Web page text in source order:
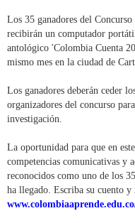
Los 35 ganadores del
recibirán un computador
antológico 'Colombia Cuenta
mismo mes en la ciudad de
Los ganadores deberán ceder
organizadores del concurso
investigación.
La oportunidad para que en
competencias comunicativas y
reconocidos como uno de los
ha llegado. Escriba su cuento y